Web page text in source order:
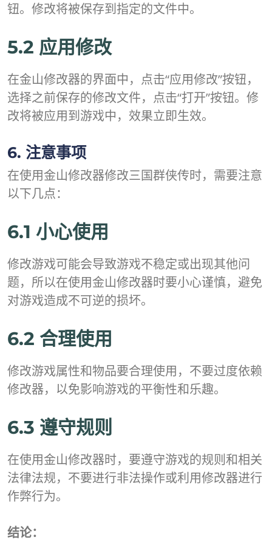
钮。修改将被保存到指定的文件中。
5.2 应用修改
在金山修改器的界面中，点击“应用修改”按钮，
选择之前保存的修改文件，点击“打开”按钮。修
改将被应用到游戏中，效果立即生效。
6. 注意事项
在使用金山修改器修改三国群侠传时，需要注意
以下几点：
6.1 小心使用
修改游戏可能会导致游戏不稳定或出现其他问
题，所以在使用金山修改器时要小心谨慎，避免
对游戏造成不可逆的损坏。
6.2 合理使用
修改游戏属性和物品要合理使用，不要过度依赖
修改器，以免影响游戏的平衡性和乐趣。
6.3 遵守规则
在使用金山修改器时，要遵守游戏的规则和相关
法律法规，不要进行非法操作或利用修改器进行
作弊行为。
结论：